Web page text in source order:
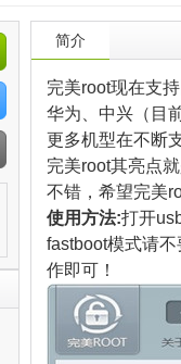
简介
完美root现在支
华为、中兴（目
更多机型在不断
完美root其亮点
不错，希望完美
使用方法:打开
fastboot模式请
作即可！